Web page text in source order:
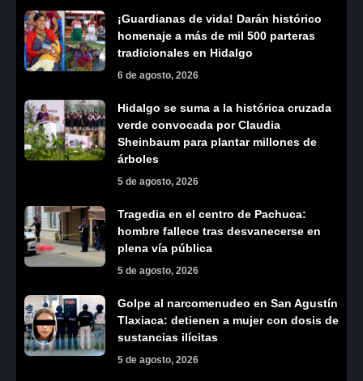
¡Guardianas de vida! Darán histórico
homenaje a más de mil 500 parteras
tradicionales en Hidalgo
6 de agosto, 2026
Hidalgo se suma a la histórica cruzada
verde convocada por Claudia
Sheinbaum para plantar millones de
árboles
5 de agosto, 2026
Tragedia en el centro de Pachuca:
hombre fallece tras desvanecerse en
plena vía pública
5 de agosto, 2026
Golpe al narcomenudeo en San Agustín
Tlaxiaca: detienen a mujer con dosis de
sustancias ilícitas
5 de agosto, 2026